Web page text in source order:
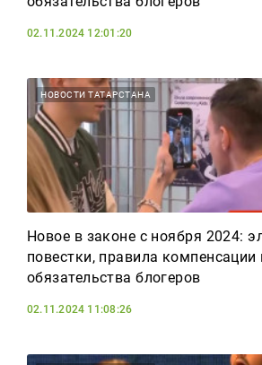
02.11.2024 12:01:20
НОВОСТИ ТАТАРСТАНА
Новое в законе с ноября 2024:
повестки, правила компенсации
обязательства блогеров
02.11.2024 11:08:26